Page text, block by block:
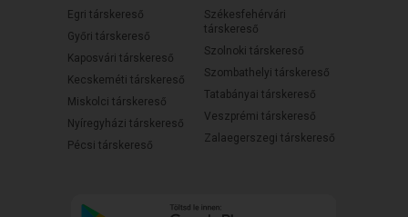
Egri társkereső
Győri társkereső
Kaposvári társkereső
Kecskeméti társkereső
Miskolci társkereső
Nyíregyházi társkereső
Pécsi társkereső
Székesfehérvári
társkereső
Szolnoki társkereső
Szombathelyi társkereső
Tatabányai társkereső
Veszprémi társkereső
Zalaegerszegi társkereső